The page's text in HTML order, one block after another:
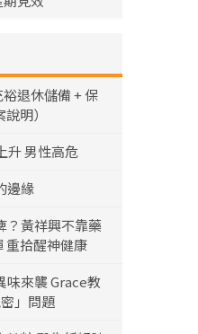
退休儲備 + 保
明）
升 男性高危
邊緣
？黃祥興不靠藥
重拾醒神健康
味來襲 Grace教
」問題